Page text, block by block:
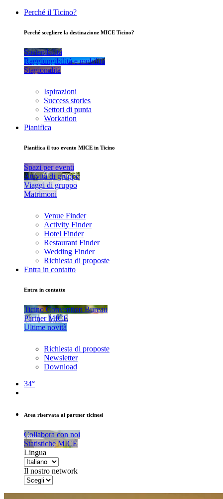
Perché il Ticino?
Perché scegliere la destinazione MICE Ticino?
Sostenibilità
Raggiungibilità e mobilità
Stagionalità
Ispirazioni
Success stories
Settori di punta
Workation
Pianifica
Pianifica il tuo evento MICE in Ticino
Spazi per eventi
Attività di gruppo
Viaggi di gruppo
Matrimoni
Venue Finder
Activity Finder
Hotel Finder
Restaurant Finder
Wedding Finder
Richiesta di proposte
Entra in contatto
Entra in contatto
Ticino Convention Bureau
Partner MICE
Ultime novità
Richiesta di proposte
Newsletter
Download
34°
Area riservata ai partner ticinesi
Collabora con noi
Statistiche MICE
Lingua
Il nostro network